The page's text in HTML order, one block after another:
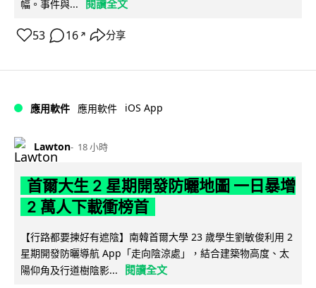
幅。事件與...
閱讀全文
53 16 ↗ 分享
應用軟件 應用軟件 iOS App
Lawton 18 小時
首爾大生 2 星期開發防曬地圖 一日暴增
2 萬人下載衝榜首
【行路都要揀好有遮陰】南韓首爾大學 23 歲學生劉敏俊利用 2
星期開發防曬導航 App「走向陰涼處」，結合建築物高度、太
陽仰角及行道樹陰影...
閱讀全文